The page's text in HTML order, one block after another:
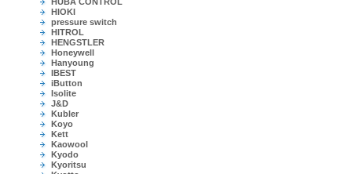
HIOKI
pressure switch
HITROL
HENGSTLER
Honeywell
Hanyoung
IBEST
iButton
Isolite
J&D
Kubler
Koyo
Kett
Kaowool
Kyodo
Kyoritsu